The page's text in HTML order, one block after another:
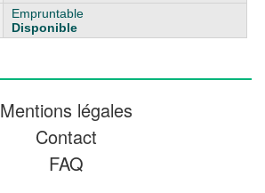
Empruntable
Disponible
Mentions légales
Contact
FAQ